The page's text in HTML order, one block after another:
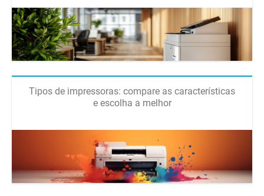
Tipos de impressoras: compare as características
e escolha a melhor